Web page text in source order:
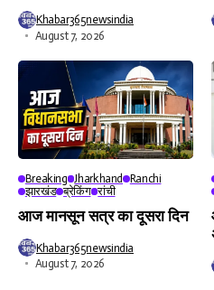
Khabar365newsindia
August 7, 2026
Breaking Jharkhand
Ranchi
झारखंड ब्रेकिंग रांची
आज मानसून सत्र का दूसरा दिन
Khabar365newsindia
August 7, 2026